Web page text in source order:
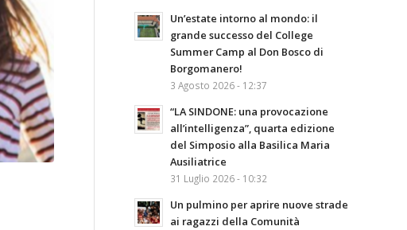
Un’estate intorno al mondo: il
grande successo del College
Summer Camp al Don Bosco di
Borgomanero!
3 Agosto 2026 - 12:37
“LA SINDONE: una provocazione
all’intelligenza”, quarta edizione
del Simposio alla Basilica Maria
Ausiliatrice
31 Luglio 2026 - 10:32
Un pulmino per aprire nuove strade
ai ragazzi della Comunità